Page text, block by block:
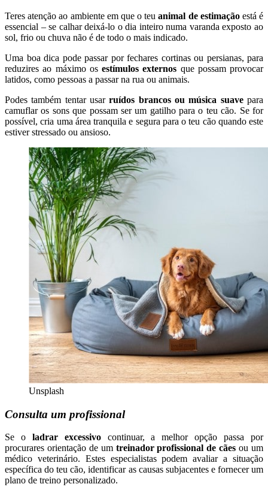
Teres atenção ao ambiente em que o teuanimal de estimaçãoestá é
essencial – se calhar deixá-lo o dia inteiro numa varanda exposto ao
sol, frio ou chuva não é de todo o mais indicado.
Uma boa dica pode passar por fechares cortinas ou persianas, para
reduzires ao máximo os estímulos externos que possam provocar
latidos, como pessoas a passar na rua ou animais.
Podes também tentar usarruídos brancos ou música suavepara
camuflar os sons que possam ser um gatilho para o teu cão. Se for
possível, cria uma área tranquila e segura para o teu cão quando este
estiver stressado ou ansioso.
Unsplash
Consulta um profissional
Se oladrar excessivocontinuar, a melhor opção passa por
procurares orientação de um treinador profissional de cãesou um
médico veterinário. Estes especialistas podem avaliar a situação
específica do teu cão, identificar as causas subjacentes e fornecer um
plano de treino personalizado.